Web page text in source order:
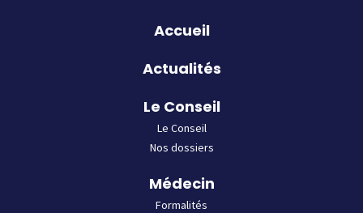
Accueil
Actualités
Le Conseil
Le Conseil
Nos dossiers
Médecin
Formalités